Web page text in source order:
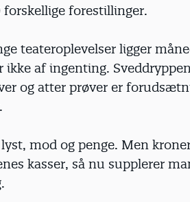
forskellige forestillinger.
teateroplevelser ligger
ikke af ingenting.
og atter prøver er
mod og penge. Men
kasser, så nu supplerer